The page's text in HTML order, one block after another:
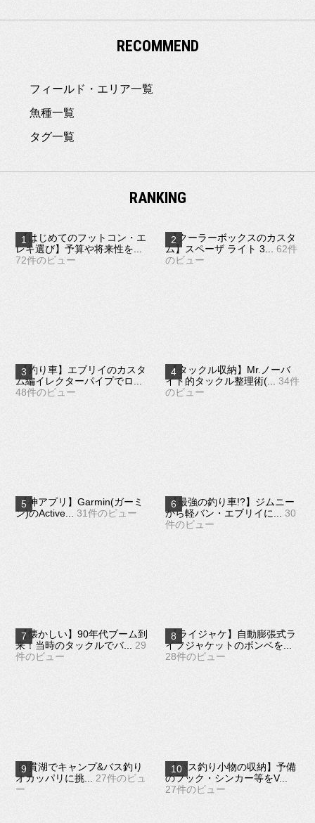
RECOMMEND
フィールド・エリア一覧
魚種一覧
タグ一覧
RANKING
【はじめてのフットコン・エ
レキ選び】予算や将来性を...
72件のビュー
【クーラーボックスのカスタ
ム】スペーザ ライト 3...
62件
のビュー
【釣り車】エブリイのカスタ
ム編イレクターパイプでロ...
48件のビュー
【タックル収納】Mr.ノーバ
イト的タックル整理術(...
34件
のビュー
【神アプリ】Garmin(ガーミ
ン)のActive...
31件のビュー
【最強の釣り車!?】ジムニー
から軽バン・エブリイに...
30
件のビュー
【懐かしい】90年代ブーム到
来！当時のタックルでバ... 29
件のビュー
【ライジャケ】自動膨張式ラ
イフジャケットのボンベを...
28件のビュー
田貫湖でキャンプ&バス釣り
オカッパリに挑...
27件のビュ
ー
【バス釣り小物の収納】予備
のフック・シンカー等をV...
27件のビュー